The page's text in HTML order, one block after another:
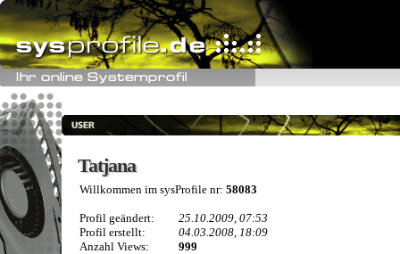
Tatjana
Tatjana
Willkommen im sysProfile nr: 58083
Profil geändert:
25.10.2009, 07:53
Profil erstellt:
04.03.2008, 18:09
Anzahl Views:
999